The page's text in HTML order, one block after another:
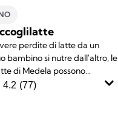
perdite di latte da un
bambino si nutre dall'altro, le
di Medela possono
in eccesso mentre allatti.
4.2 (77)